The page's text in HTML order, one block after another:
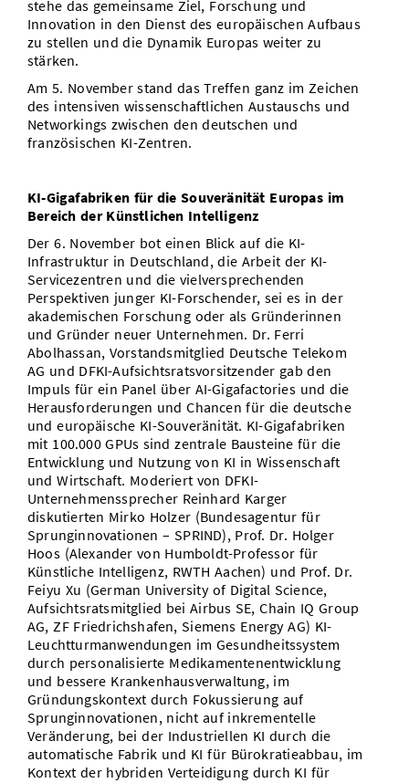
stehe das gemeinsame Ziel, Forschung und
Innovation in den Dienst des europäischen Aufbaus
zu stellen und die Dynamik Europas weiter zu
stärken.
Am 5. November stand das Treffen ganz im Zeichen
des intensiven wissenschaftlichen Austauschs und
Networkings zwischen den deutschen und
französischen KI-Zentren.
KI-Gigafabriken für die Souveränität Europas im
Bereich der Künstlichen Intelligenz
Der 6. November bot einen Blick auf die KI-
Infrastruktur in Deutschland, die Arbeit der KI-
Servicezentren und die vielversprechenden
Perspektiven junger KI-Forschender, sei es in der
akademischen Forschung oder als Gründerinnen
und Gründer neuer Unternehmen. Dr. Ferri
Abolhassan, Vorstandsmitglied Deutsche Telekom
AG und DFKI-Aufsichtsratsvorsitzender gab den
Impuls für ein Panel über AI-Gigafactories und die
Herausforderungen und Chancen für die deutsche
und europäische KI-Souveränität. KI-Gigafabriken
mit 100.000 GPUs sind zentrale Bausteine für die
Entwicklung und Nutzung von KI in Wissenschaft
und Wirtschaft. Moderiert von DFKI-
Unternehmenssprecher Reinhard Karger
diskutierten Mirko Holzer (Bundesagentur für
Sprunginnovationen – SPRIND), Prof. Dr. Holger
Hoos (Alexander von Humboldt-Professor für
Künstliche Intelligenz, RWTH Aachen) und Prof. Dr.
Feiyu Xu (German University of Digital Science,
Aufsichtsratsmitglied bei Airbus SE, Chain IQ Group
AG, ZF Friedrichshafen, Siemens Energy AG) KI-
Leuchtturmanwendungen im Gesundheitssystem
durch personalisierte Medikamentenentwicklung
und bessere Krankenhausverwaltung, im
Gründungskontext durch Fokussierung auf
Sprunginnovationen, nicht auf inkrementelle
Veränderung, bei der Industriellen KI durch die
automatische Fabrik und KI für Bürokratieabbau, im
Kontext der hybriden Verteidigung durch KI für